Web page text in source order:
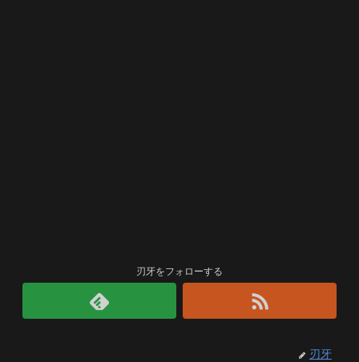
刃牙をフォローする
刃牙